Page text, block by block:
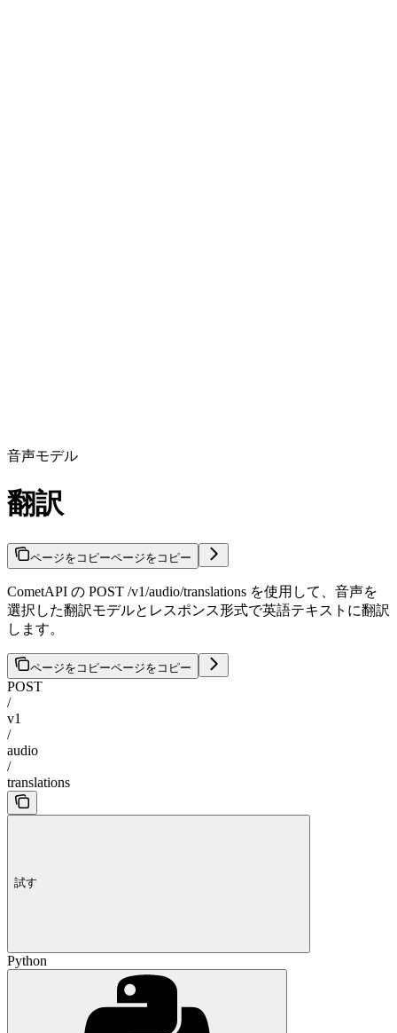
音声モデル
翻訳
ページをコピーページをコピー
CometAPI の POST /v1/audio/translations を使用して、音声を
選択した翻訳モデルとレスポンス形式で英語テキストに翻訳
します。
ページをコピーページをコピー
POST
/
v1
/
audio
/
translations
試す
Python